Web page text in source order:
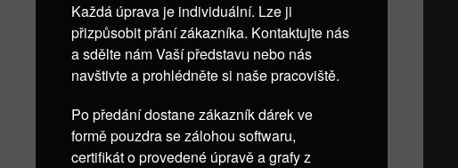
Každá úprava je individuální. Lze ji
přizpůsobit přání zákazníka. Kontaktujte nás
a sdělte nám Vaší představu nebo nás
navštivte a prohlédněte si naše pracoviště.
Po předání dostane zákazník dárek ve
formě pouzdra se zálohou softwaru,
certifikát o provedené úpravě a grafy z